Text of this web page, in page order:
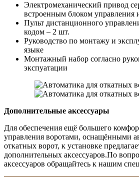
Электромеханический привод
встроенным блоком управления
Пульт дистанционного
кодом – 2 шт.
Руководство по монтажу и
языке
Монтажный набор согласно
экспуатации
Дополнительные аксессуары
Для обеспечения ещё большего
управления воротами, оснащёнными
откатных ворот, к установке
дополнительных аксессуаров.По
аксессуаров обращайтесь к нашим